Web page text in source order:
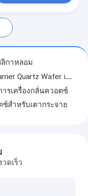
ลิกาหลอม
เรือสำหรับ Wafer Diffusion
รเครื่องกลั่นควอตซ์
ซ์สำหรับเตากระจาย
รูปหลอมควอตซ์เบ้าหลอม
สำหรับสนามเซมิคอนดักเตอร์
รื่องแก้วห้องปฏิบัติการ
ดเร็ว